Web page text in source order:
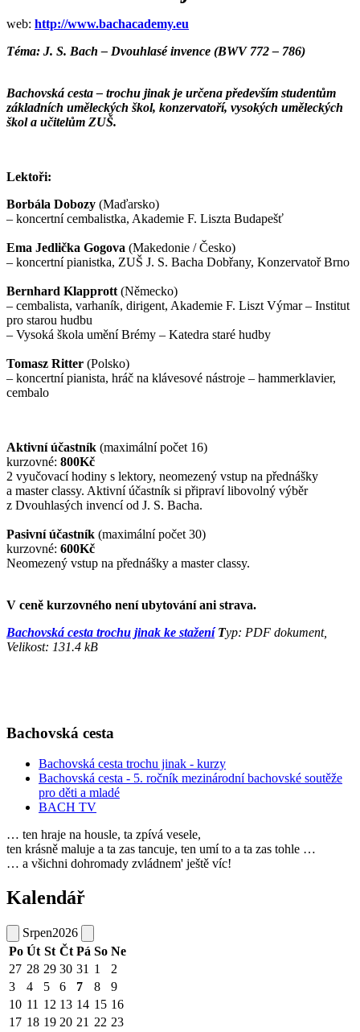
web: http://www.bachacademy.eu
Téma: J. S. Bach – Dvouhlasé invence (BWV 772 – 786)
Bachovská cesta – trochu jinak je určena především studentům
základních uměleckých škol, konzervatoří, vysokých uměleckých
škol a učitelům ZUŠ.
Lektoři:
Borbála Dobozy (Maďarsko)
– koncertní cembalistka, Akademie F. Liszta Budapešť
Ema Jedlička Gogova (Makedonie / Česko)
– koncertní pianistka, ZUŠ J. S. Bacha Dobřany, Konzervatoř Brno
Bernhard Klapprott (Německo)
– cembalista, varhaník, dirigent, Akademie F. Liszt Výmar – Institut
pro starou hudbu
– Vysoká škola umění Brémy – Katedra staré hudby
Tomasz Ritter (Polsko)
– koncertní pianista, hráč na klávesové nástroje – hammerklavier,
cembalo
Aktivní účastník (maximální počet 16)
kurzovné: 800Kč
2 vyučovací hodiny s lektory, neomezený vstup na přednášky
a master classy. Aktivní účastník si připraví libovolný výběr
z Dvouhlasých invencí od J. S. Bacha.
Pasivní účastník (maximální počet 30)
kurzovné: 600Kč
Neomezený vstup na přednášky a master classy.
V ceně kurzovného není ubytování ani strava.
Bachovská cesta trochu jinak ke staženíTyp: PDF dokument,
Velikost: 131.4 kB
Bachovská cesta
Bachovská cesta trochu jinak - kurzy
Bachovská cesta - 5. ročník mezinárodní bachovské soutěže
pro děti a mladé
BACH TV
… ten hraje na housle, ta zpívá vesele,
ten krásně maluje a ta zas tancuje, ten umí to a ta zas tohle …
… a všichni dohromady zvládnem' ještě víc!
Kalendář
Srpen2026
Po Út St Čt Pá So Ne
27 28 29 30 31 1
2
3
4 5 6 7 8
9
10 11 12 13 14 15 16
17 18 19 20 21 22 23